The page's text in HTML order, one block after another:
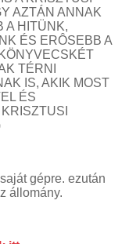
AZTÁN ANNAK
A HITÜNK,
ÉS ERÔSEBB A
TÉRNI
IS, AKIK MOST
ÉS
gépre. ezután
állomány.